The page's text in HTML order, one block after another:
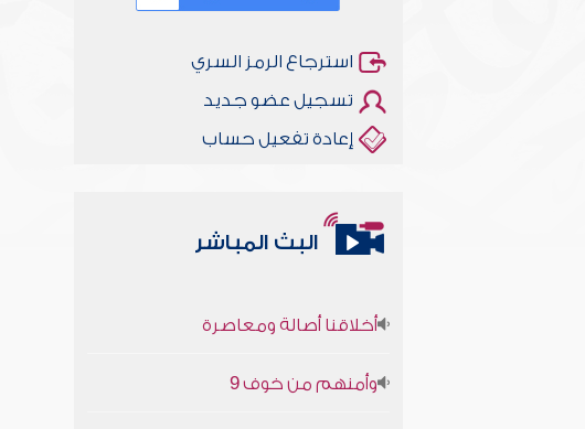
استرجاع الرمز السري
تسجيل عضو جديد
إعادة تفعيل حساب
البث المباشر